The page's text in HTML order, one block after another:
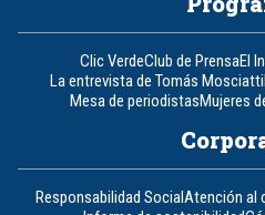
Clic VerdeClub de PrensaEl
La entrevista de Tomás Mosciatti
Mesa de periodistasMujeres
Responsabilidad SocialAtención al